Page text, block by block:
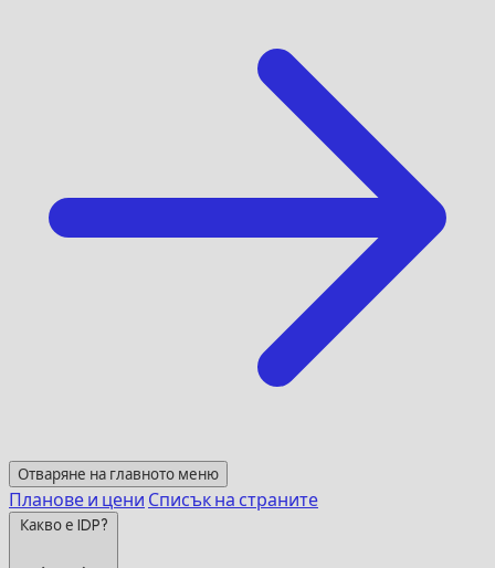
Отваряне на главното меню
Планове и цени Списък на страните
Какво е IDP?